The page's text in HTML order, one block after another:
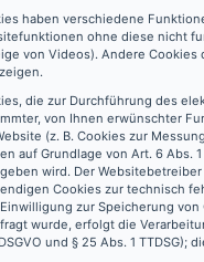
haben verschiedene
ohne diese nicht
von Videos). Andere
die zur Durchführung des
von Ihnen erwünschter
(z. B. Cookies zur
auf Grundlage von Art. 6 Abs.
wird. Der
Cookies zur technisch
zur Speicherung
wurde, erfolgt die
und § 25 Abs. 1